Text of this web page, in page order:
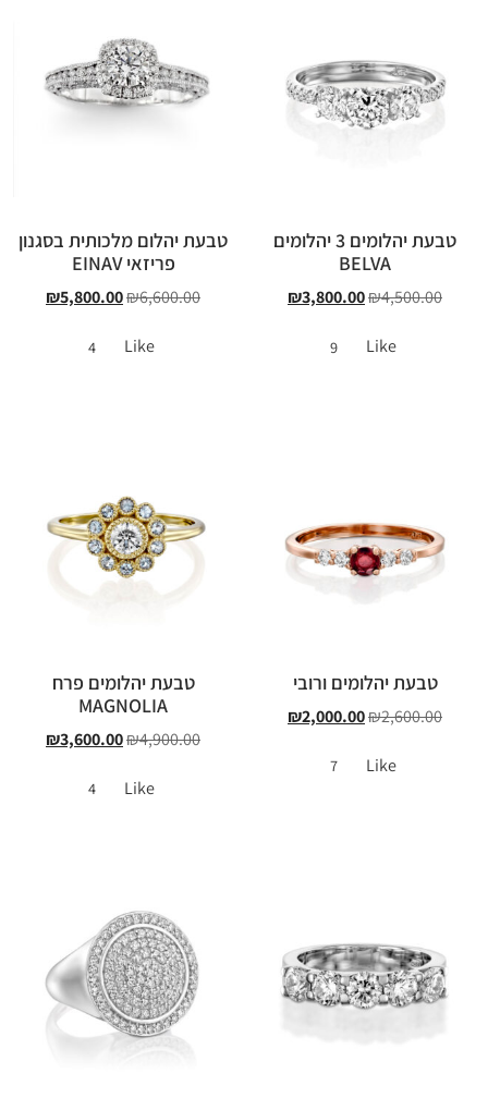
טבעת יהלומים 3 יהלומים
BELVA
₪4,500.00
₪3,800.00
Like
9
טבעת יהלום מלכותית בסגנון
פריזאי EINAV
₪6,600.00
₪5,800.00
Like
4
טבעת יהלומים ורובי
₪2,600.00
₪2,000.00
Like
7
טבעת יהלומים פרח
MAGNOLIA
₪4,900.00
₪3,600.00
Like
4